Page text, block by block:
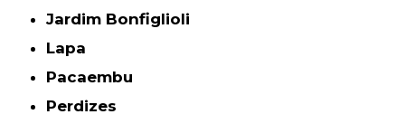
Jardim Bonfiglioli
Lapa
Pacaembu
Perdizes